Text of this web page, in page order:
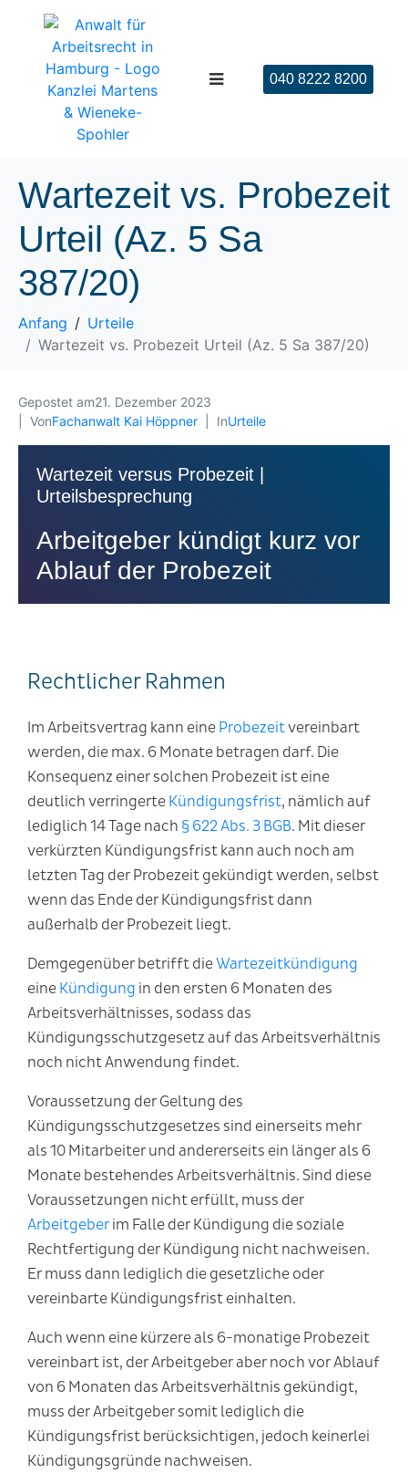
040 8222 8200
Wartezeit vs. Probezeit
Urteil (Az. 5 Sa
387/20)
Anfang
Urteile
Wartezeit vs. Probezeit Urteil (Az. 5 Sa 387/20)
Gepostet am21. Dezember 2023
VonFachanwalt Kai Höppner InUrteile
Wartezeit versus Probezeit |
Urteilsbesprechung
Arbeitgeber kündigt kurz vor
Ablauf der Probezeit
Rechtlicher Rahmen
Im Arbeitsvertrag kann eineProbezeitvereinbart
werden, die max. 6 Monate betragen darf. Die
Konsequenz einer solchen Probezeit ist eine
deutlich verringerteKündigungsfrist, nämlich auf
lediglich 14 Tage nach § 622 Abs. 3 BGB. Mit dieser
verkürzten Kündigungsfrist kann auch noch am
letzten Tag der Probezeit gekündigt werden, selbst
wenn das Ende der Kündigungsfrist dann
außerhalb der Probezeit liegt.
Demgegenüber betrifft dieWartezeitkündigung
eineKündigung in den ersten 6 Monaten des
Arbeitsverhältnisses, sodass das
Kündigungsschutzgesetz auf das Arbeitsverhältnis
noch nicht Anwendung findet.
Voraussetzung der Geltung des
Kündigungsschutzgesetzes sind einerseits mehr
als 10 Mitarbeiter und andererseits ein länger als 6
Monate bestehendes Arbeitsverhältnis. Sind diese
Voraussetzungen nicht erfüllt, muss der
Arbeitgeberim Falle der Kündigung die soziale
Rechtfertigung der Kündigung nicht nachweisen.
Er muss dann lediglich die gesetzliche oder
vereinbarte Kündigungsfrist einhalten.
Auch wenn eine kürzere als 6-monatige Probezeit
vereinbart ist, der Arbeitgeber aber noch vor Ablauf
von 6 Monaten das Arbeitsverhältnis gekündigt,
muss der Arbeitgeber somit lediglich die
Kündigungsfrist berücksichtigen, jedoch keinerlei
Kündigungsgründe nachweisen.